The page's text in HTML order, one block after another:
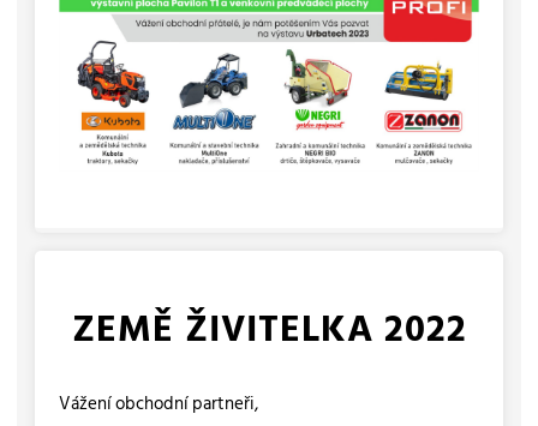
ZEMĚ ŽIVITELKA 2022
Vážení obchodní partneři,